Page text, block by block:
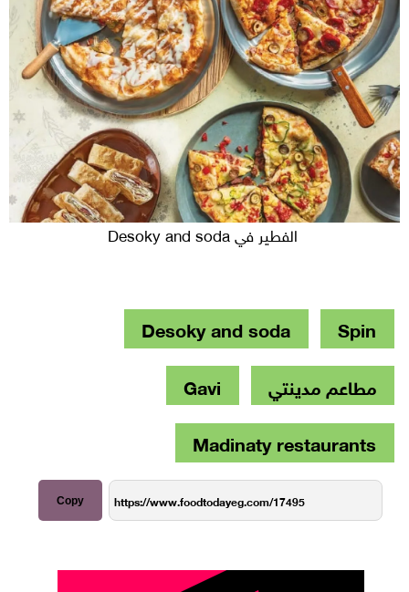
الفطير في Desoky and soda
Spin
Desoky and soda
مطاعم مدينتي
Gavi
Madinaty restaurants
Copy